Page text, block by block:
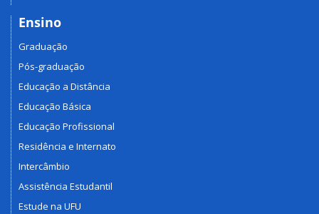
Ensino
Graduação
Pós-graduação
Educação a Distância
Educação Básica
Educação Profissional
Residência e Internato
Intercâmbio
Assistência Estudantil
Estude na UFU